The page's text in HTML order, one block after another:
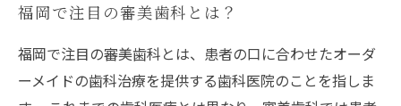
福岡で注目の審美歯科とは？
福岡で注目の審美歯科とは、患者の口に合わせたオーダ
ーメイドの歯科治療を提供する歯科医院のことを指しま